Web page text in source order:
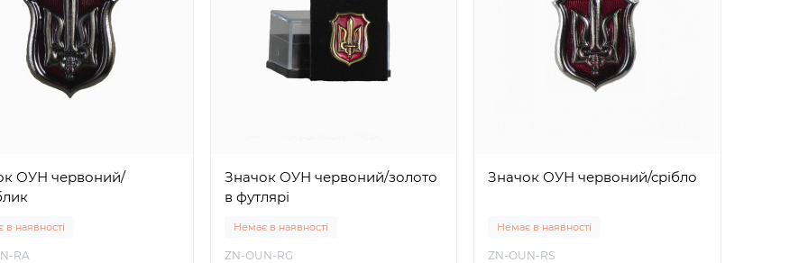
ОУН червоний/
в наявності
RA
Значок ОУН червоний/золото
в футлярі
Немає в наявності
ZN-OUN-RG
Значок ОУН червоний/срібло
Немає в наявності
ZN-OUN-RS